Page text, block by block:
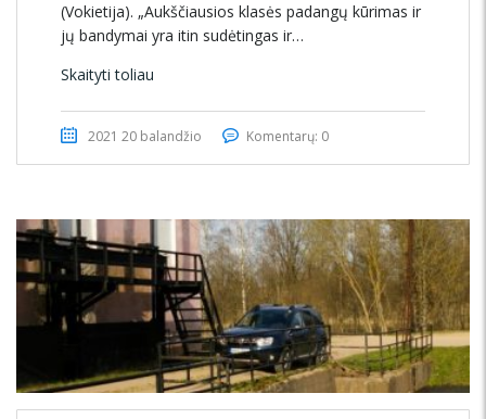
(Vokietija). „Aukščiausios klasės padangų kūrimas ir
jų bandymai yra itin sudėtingas ir…
Skaityti toliau
2021 20 balandžio Komentarų: 0